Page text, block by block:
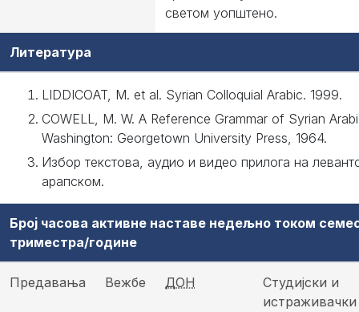
светом уопштено.
Литература
LIDDICOAT, M. et al. Syrian Colloquial Arabic. 1999.
COWELL, M. W. A Reference Grammar of Syrian
Washington: Georgetown University Press, 1964.
Избор текстова, аудио и видео прилога на
арапском.
Број часова активне наставе недељно током
триместра/године
Предавања Вежбе ДОН
Студијски и
истраживачки